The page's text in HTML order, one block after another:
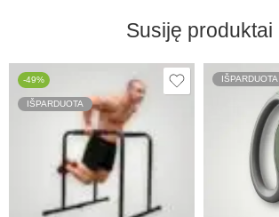
Susiję produktai
-49%
IŠPARDUOTA
IŠPARDUOTA